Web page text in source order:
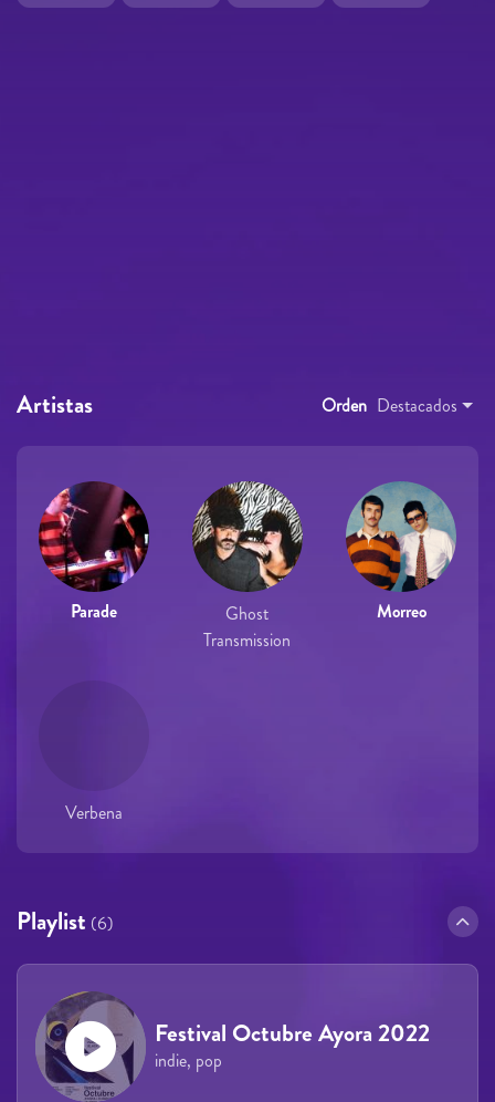
Artistas Orden Destacados
Parade
Ghost
Transmission
Morreo
Verbena
Playlist (6)
Festival Octubre Ayora 2022
indie, pop